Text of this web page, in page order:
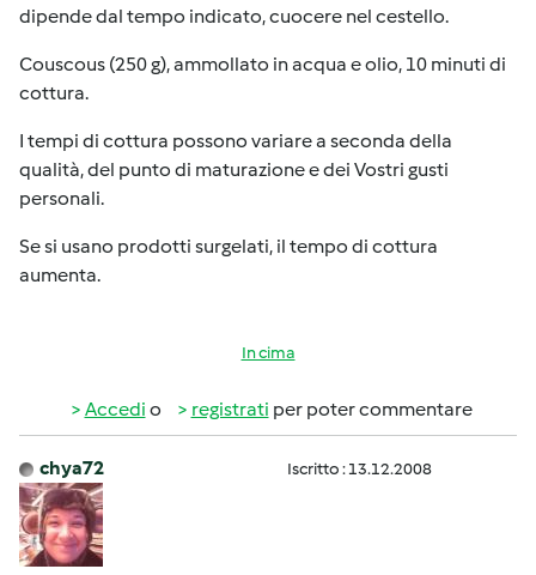
dipende dal tempo indicato, cuocere nel cestello.
Couscous (250 g), ammollato in acqua e olio, 10 minuti di
cottura.
I tempi di cottura possono variare a seconda della
qualità, del punto di maturazione e dei Vostri gusti
personali.
Se si usano prodotti surgelati, il tempo di cottura
aumenta.
In cima
Accedi o registrati per poter commentare
chya72 Iscritto : 13.12.2008